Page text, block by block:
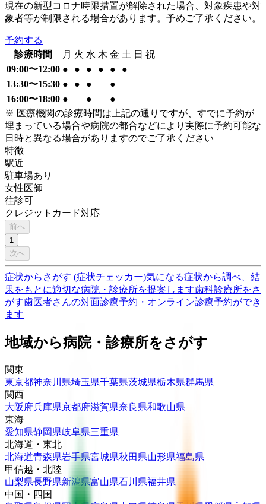
現在の新型コロナ時限措置が解除された場合、対象疾患や対
象者等が制限される場合があります。予めご了承ください。
予約する
診療時間
月 火 水 木 金 土 日 祝
09:00〜12:00 ● ● ● ● ●
●
13:30〜15:30 ● ● ●
●
16:00〜18:00 ● ●
●
※ 医療機関の診療時間は上記の通りですが、すでに予約が
埋まっている場合や病院の都合などにより実際に予約可能な
日時と異なる場合がありますのでご了承ください
特徴
駅近
駐車場あり
女性医師
往診可
クレジットカード対応
前へ
1
次へ
症状からさがす (症状チェッカー)気になる症状から調べ、結
果をもとに適切な病院・診療所を提案します歯科診療所をさ
がす歯医者さんの対面診療予約・オンライン診療予約ができ
ます
地域から病院・診療所をさがす
関東
東京都神奈川県埼玉県千葉県茨城県栃木県群馬県
関西
大阪府兵庫県京都府滋賀県奈良県和歌山県
東海
愛知県静岡県岐阜県三重県
北海道・東北
北海道青森県岩手県宮城県秋田県山形県福島県
甲信越・北陸
山梨県長野県新潟県富山県石川県福井県
中国・四国